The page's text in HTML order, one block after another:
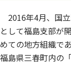
2016年4月、国
として福島支部が
めての地方組織で
福島県三春町内の